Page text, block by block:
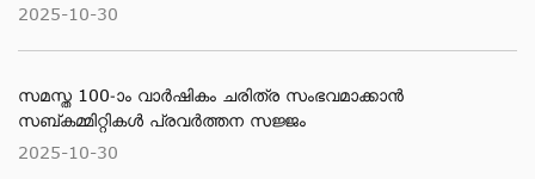
2025-10-30
സമസ്ത 100-ാം വാര്‍ഷികം ചരിത്ര സംഭവമാക്കാന്‍
സബ്കമ്മിറ്റികള്‍ പ്രവര്‍ത്തന സജ്ജം
2025-10-30